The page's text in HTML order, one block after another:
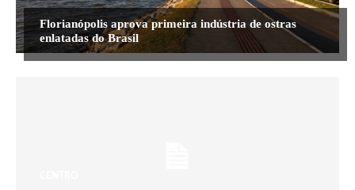
Florianópolis aprova primeira indústria de ostras
enlatadas do Brasil